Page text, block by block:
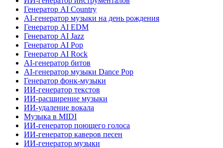
Генератор AI Country
AI-генератор музыки на день рождения
Генератор AI EDM
Генератор AI Jazz
Генератор AI Pop
Генератор AI Rock
AI-генератор битов
AI-генератор музыки Dance Pop
Генератор фонк-музыки
ИИ-генератор текстов
ИИ-расширение музыки
ИИ-удаление вокала
Музыка в MIDI
ИИ-генератор поющего голоса
ИИ-генератор каверов песен
ИИ-генератор музыки